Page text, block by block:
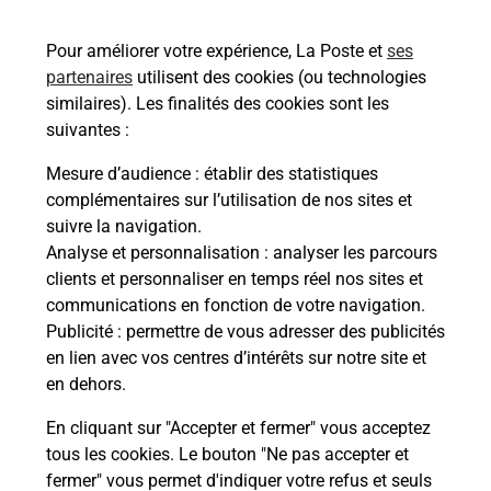
Pour améliorer votre expérience, La Poste et ses
partenaires utilisent des cookies (ou technologies
similaires). Les finalités des cookies sont les
suivantes :
Mesure d’audience : établir des statistiques
complémentaires sur l’utilisation de nos sites et
suivre la navigation.
Analyse et personnalisation : analyser les parcours
clients et personnaliser en temps réel nos sites et
communications en fonction de votre navigation.
Publicité : permettre de vous adresser des publicités
en lien avec vos centres d’intérêts sur notre site et
en dehors.
En cliquant sur "Accepter et fermer" vous acceptez
tous les cookies. Le bouton "Ne pas accepter et
fermer" vous permet d'indiquer votre refus et seuls
En savoir plus
Malin !
La Poste
en ligne
Ouvert 24h/24
En savoir plus